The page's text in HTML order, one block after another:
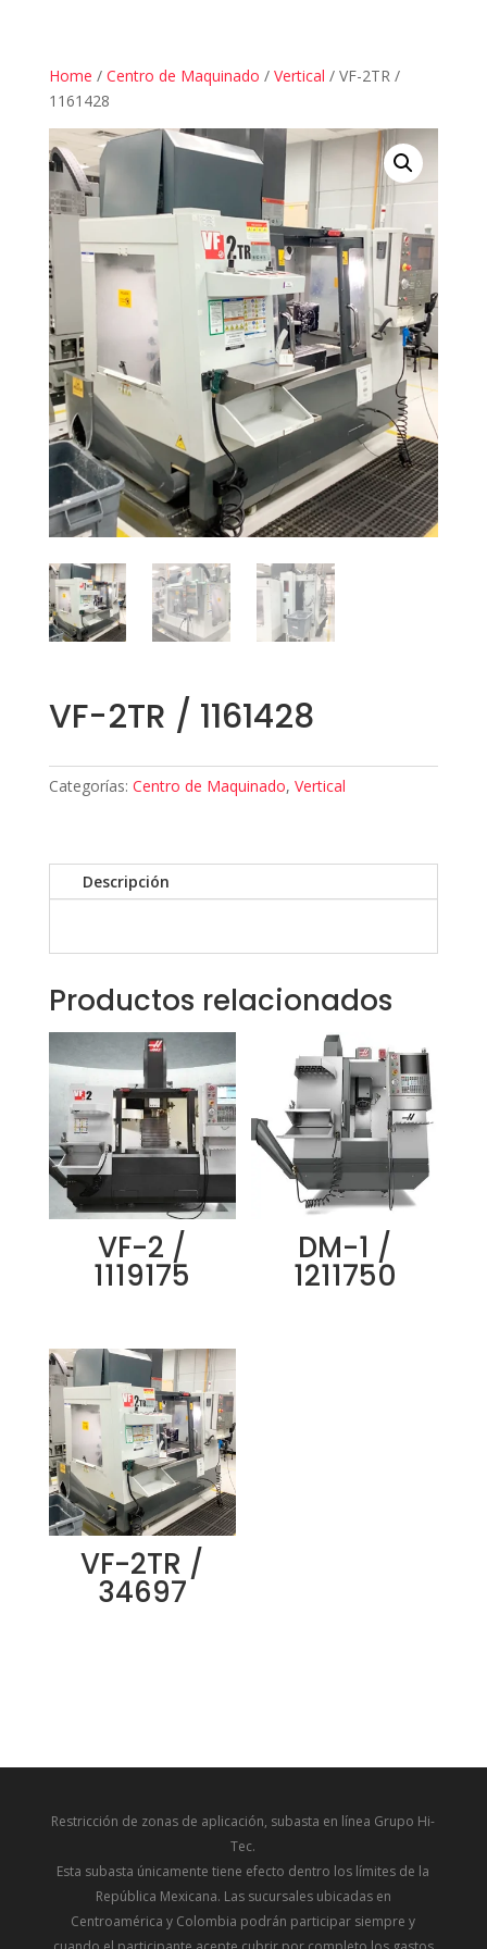
Home / Centro de Maquinado / Vertical / VF-2TR /
1161428
VF-2TR / 1161428
Categorías: Centro de Maquinado, Vertical
Descripción
Productos relacionados
VF-2 /
1119175
DM-1 /
1211750
VF-2TR /
34697
Restricción de zonas de aplicación, subasta en línea Grupo Hi-
Tec.
Esta subasta únicamente tiene efecto dentro los límites de la
República Mexicana. Las sucursales ubicadas en
Centroamérica y Colombia podrán participar siempre y